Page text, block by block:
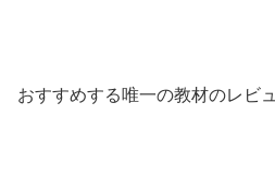
おすすめする唯一の教材のレビ